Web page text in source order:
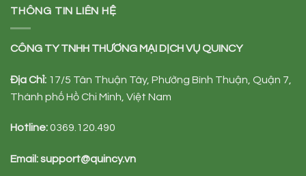
THÔNG TIN LIÊN HỆ
CÔNG TY TNHH THƯƠNG MẠI D CH VỤQUINCY
Địa Chỉ: 17/5 Tân Thuận Tây, Phường Bình Thuận, Quận 7,
Thành phố Hồ Chi Minh, Việt Nam
Hotline:0369.120.490
Email:support@quincy.vn